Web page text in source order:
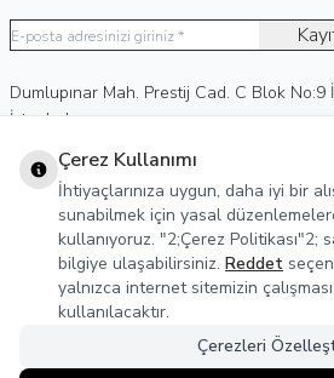
Adres
Dumlupınar Mah. Prestij Cad. C Blok No:9
İstanbul
Telefon
0 (530) 236 15 75
E-Posta
info@agreka.com.tr
Müşteri Hizmetleri
Yasal Bilgiler
Sosyal Medya
Çerez Kullanımı
İhtiyaçlarınıza uygun, daha iyi bir
sunabilmek için yasal
kullanıyoruz. "2;Çerez Politikası"2;
bilgiye ulaşabilirsiniz. Reddet
yalnızca internet sitemizin
kullanılacaktır.
Çerezleri